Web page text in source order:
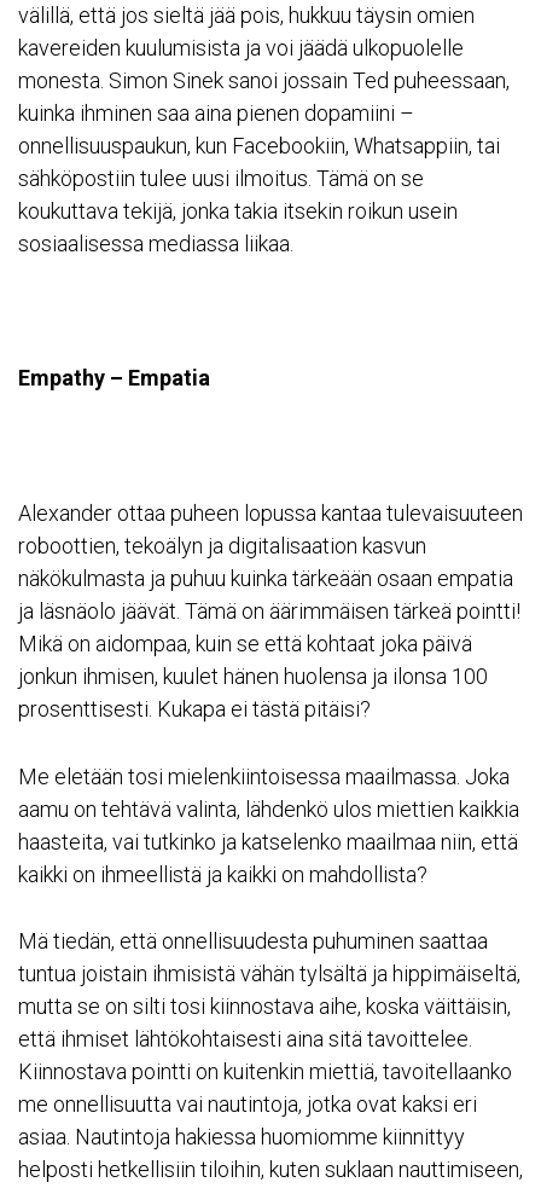
välillä, että jos sieltä jää pois, hukkuu täysin omien
kavereiden kuulumisista ja voi jäädä ulkopuolelle
monesta. Simon Sinek sanoi jossain Ted puheessaan,
kuinka ihminen saa aina pienen dopamiini –
onnellisuuspaukun, kun Facebookiin, Whatsappiin, tai
sähköpostiin tulee uusi ilmoitus. Tämä on se
koukuttava tekijä, jonka takia itsekin roikun usein
sosiaalisessa mediassa liikaa.
Empathy – Empatia
Alexander ottaa puheen lopussa kantaa tulevaisuuteen
roboottien, tekoälyn ja digitalisaation kasvun
näkökulmasta ja puhuu kuinka tärkeään osaan empatia
ja läsnäolo jäävät. Tämä on äärimmäisen tärkeä pointti!
Mikä on aidompaa, kuin se että kohtaat joka päivä
jonkun ihmisen, kuulet hänen huolensa ja ilonsa 100
prosenttisesti. Kukapa ei tästä pitäisi?
Me eletään tosi mielenkiintoisessa maailmassa. Joka
aamu on tehtävä valinta, lähdenkö ulos miettien kaikkia
haasteita, vai tutkinko ja katselenko maailmaa niin, että
kaikki on ihmeellistä ja kaikki on mahdollista?
Mä tiedän, että onnellisuudesta puhuminen saattaa
tuntua joistain ihmisistä vähän tylsältä ja hippimäiseltä,
mutta se on silti tosi kiinnostava aihe, koska väittäisin,
että ihmiset lähtökohtaisesti aina sitä tavoittelee.
Kiinnostava pointti on kuitenkin miettiä, tavoitellaanko
me onnellisuutta vai nautintoja, jotka ovat kaksi eri
asiaa. Nautintoja hakiessa huomiomme kiinnittyy
helposti hetkellisiin tiloihin, kuten suklaan nauttimiseen,